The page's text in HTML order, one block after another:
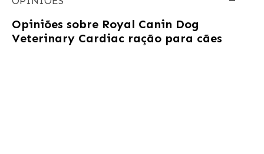
Opiniões sobre Royal Canin Dog
Veterinary Cardiac ração para cães